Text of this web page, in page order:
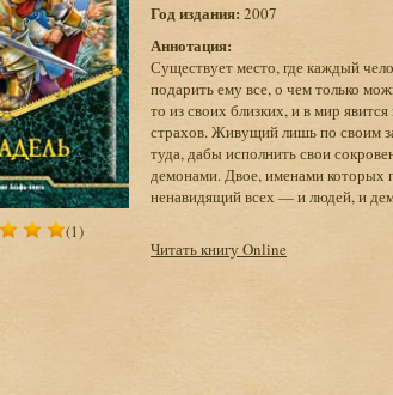
(1)
Год издания: 2007
Аннотация:
Существует место, где каждый
подарить ему все, о чем только
то из своих близких, и в мир
страхов. Живущий лишь по своим
туда, дабы исполнить свои
демонами. Двое, именами которых
ненавидящий всех — и людей, и
Читать книгу Online